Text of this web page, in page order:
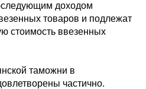
доходом
товаров и подлежат
стоимость ввезенных
таможни в
частично.